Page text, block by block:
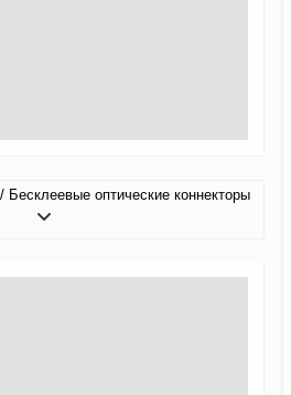
Бесклеевые оптические коннекторы